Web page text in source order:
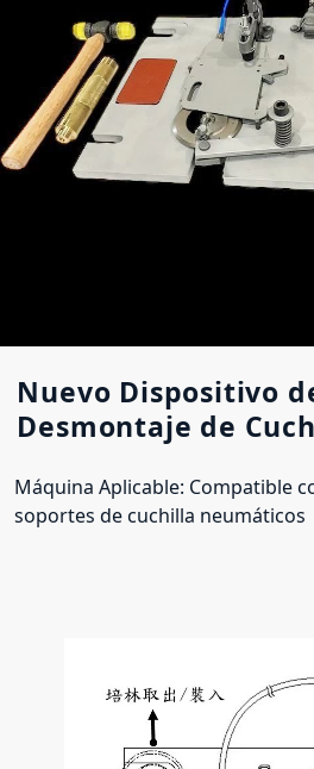
Nuevo Dispositivo
Desmontaje de
Máquina Aplicable: Compatible
soportes de cuchilla neumáticos